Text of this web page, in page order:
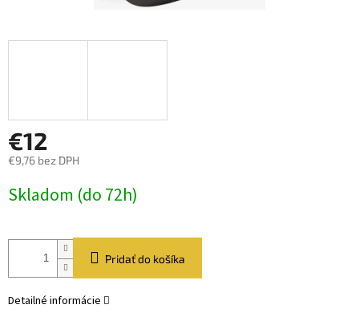
€12
€9,76 bez DPH
cena:
Skladom (do 72h)
Pridať do košíka
Detailné informácie